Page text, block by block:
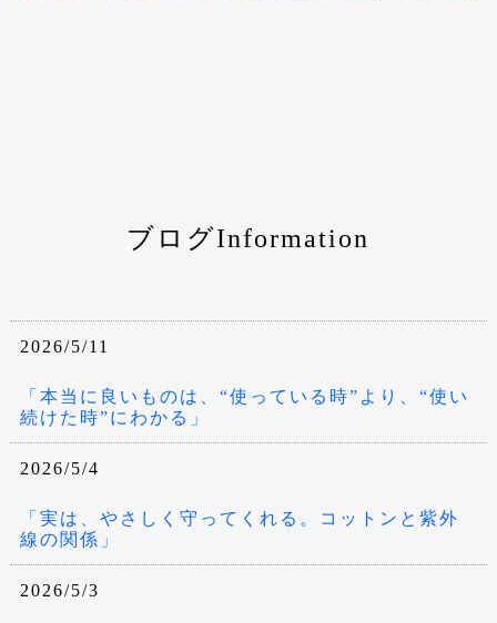
ブログInformation
2026/5/11
「本当に良いものは、“使っている時”より、“使い
続けた時”にわかる」
2026/5/4
「実は、やさしく守ってくれる。コットンと紫外
線の関係」
2026/5/3